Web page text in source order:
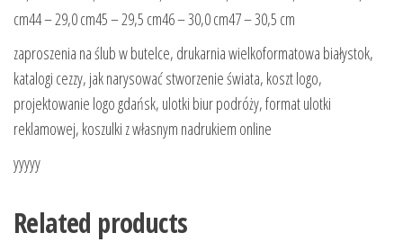
cm44 – 29,0 cm45 – 29,5 cm46 – 30,0 cm47 – 30,5 cm
zaproszenia na ślub w butelce, drukarnia wielkoformatowa białystok,
katalogi cezzy, jak narysować stworzenie świata, koszt logo,
projektowanie logo gdańsk, ulotki biur podróży, format ulotki
reklamowej, koszulki z własnym nadrukiem online
yyyyy
Related products